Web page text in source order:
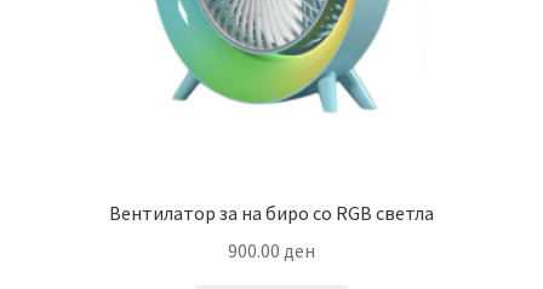
Вентилатор за на биро со RGB светла
900.00 ден